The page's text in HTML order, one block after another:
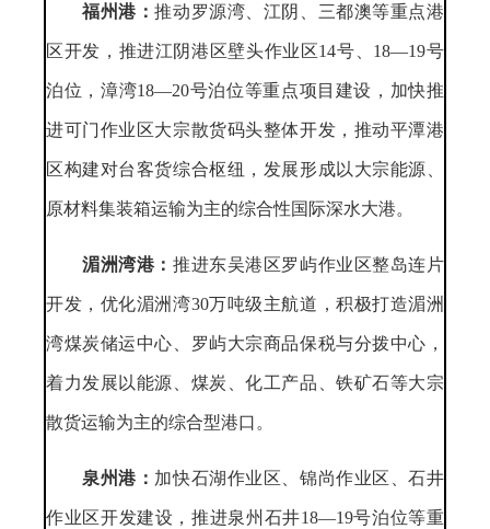
福州港：推动罗源湾、江阴、三都澳等重点港
区开发，推进江阴港区壁头作业区14号、18—19号
泊位，漳湾18—20号泊位等重点项目建设，加快推
进可门作业区大宗散货码头整体开发，推动平潭港
区构建对台客货综合枢纽，发展形成以大宗能源、
原材料集装箱运输为主的综合性国际深水大港。
湄洲湾港：推进东吴港区罗屿作业区整岛连片
开发，优化湄洲湾30万吨级主航道，积极打造湄洲
湾煤炭储运中心、罗屿大宗商品保税与分拨中心，
着力发展以能源、煤炭、化工产品、铁矿石等大宗
散货运输为主的综合型港口。
泉州港： 加快石湖作业区、锦尚作业区、石井
作业区开发建设，推进泉州石井18—19号泊位等重